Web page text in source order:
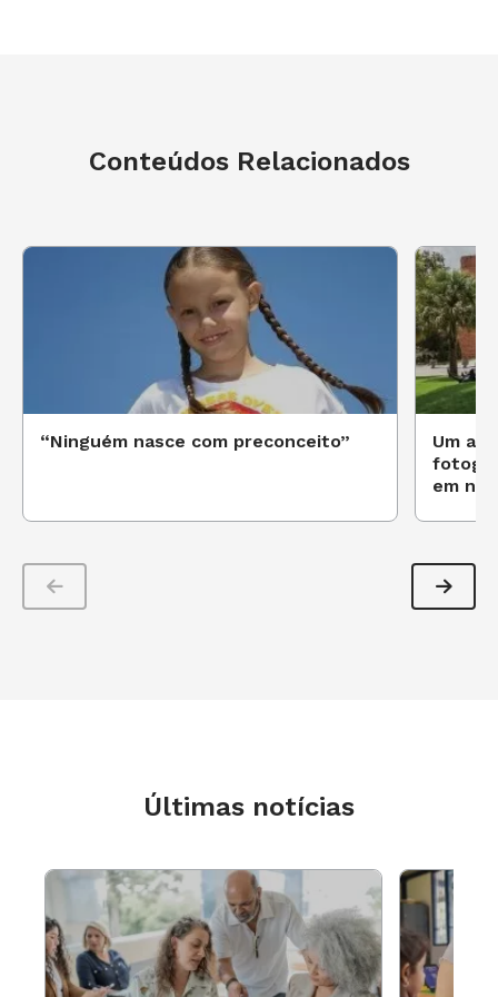
projeto de vida. Foi incrível ver a minha ideia
Conteúdos Relacionados
“Ninguém nasce com preconceito”
Um
em
Últimas notícias